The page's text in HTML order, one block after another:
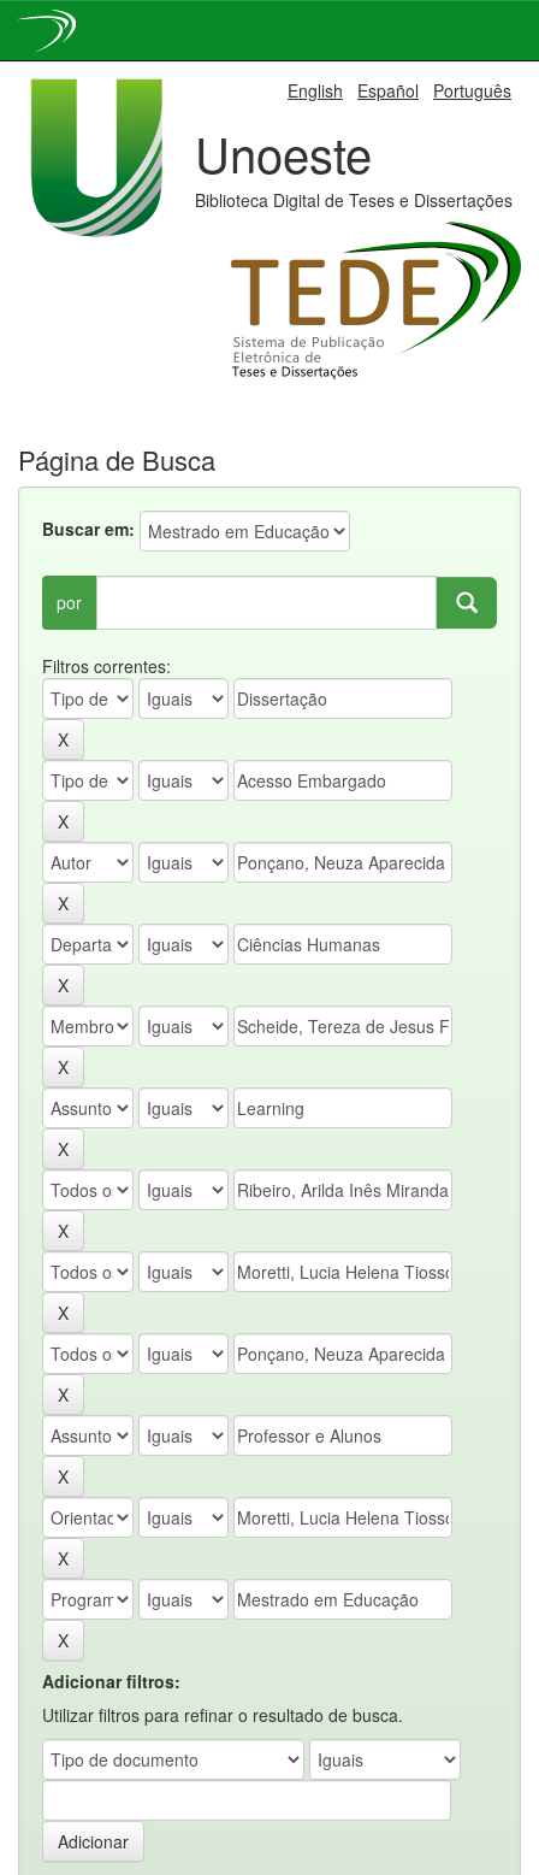
English Español Português
Unoeste
Biblioteca Digital de Teses e Dissertações
Página de Busca
Buscar em:
por
Filtros correntes:
Adicionar filtros:
Utilizar filtros para refinar o resultado de busca.